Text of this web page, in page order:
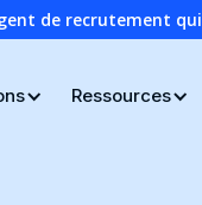
de recrutement
Ressources